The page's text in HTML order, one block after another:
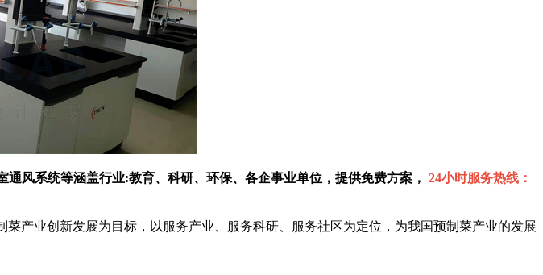
风系统等涵盖行业:教育、科研、环保、各企事业单位，提供免费方案， 24小时服务热线：
产业创新发展为目标，以服务产业、服务科研、服务社区为定位，为我国预制菜产业的发展